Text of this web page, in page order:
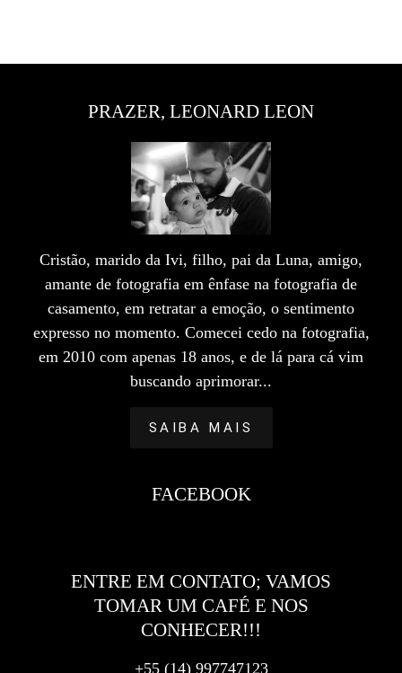
PRAZER, LEONARD LEON
Cristão, marido da Ivi, filho, pai da Luna, amigo,
amante de fotografia em ênfase na fotografia de
casamento, em retratar a emoção, o sentimento
expresso no momento. Comecei cedo na fotografia,
em 2010 com apenas 18 anos, e de lá para cá vim
buscando aprimorar...
SAIBA MAIS
FACEBOOK
ENTRE EM CONTATO; VAMOS
TOMAR UM CAFÉ E NOS
CONHECER!!!
+55 (14) 997747123